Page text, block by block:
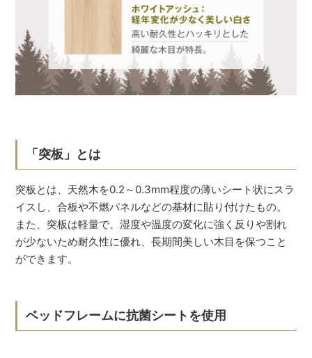
「突板」とは
突板とは、天然木を0.2～0.3mm程度の薄いシート状にスラ
イスし、合板や不燃パネルなどの基材に貼り付けたもの。
また、突板は軽量で、湿度や温度の変化に強く反りや割れ
が少ないため耐久性に優れ、長期間美しい木目を保つこと
ができます。
ベッドフレームに抗菌シートを使用